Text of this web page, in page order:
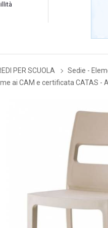
PER SCUOLA Sedie -
ai CAM e certificata CATAS -